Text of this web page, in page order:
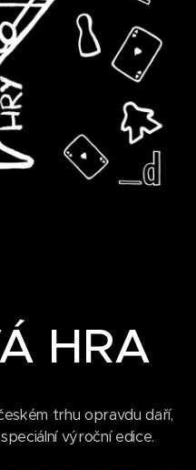
HRA
trhu opravdu daří,
výroční edice.